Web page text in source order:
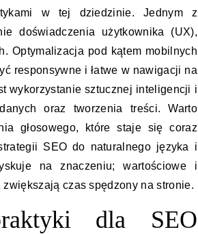
w tej dziedzinie. Jednym z
doświadczenia użytkownika (UX),
Optymalizacja pod kątem mobilnych
responsywne i łatwe w nawigacji na
wykorzystanie sztucznej inteligencji i
oraz tworzenia treści. Warto
głosowego, które staje się coraz
SEO do naturalnego języka i
na znaczeniu; wartościowe i
czas spędzony na stronie.
dla SEO